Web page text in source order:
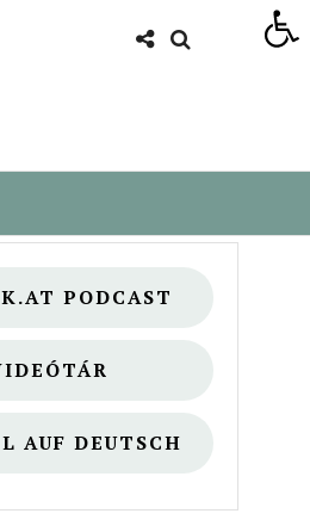
PODCAST
AUF DEUTSCH